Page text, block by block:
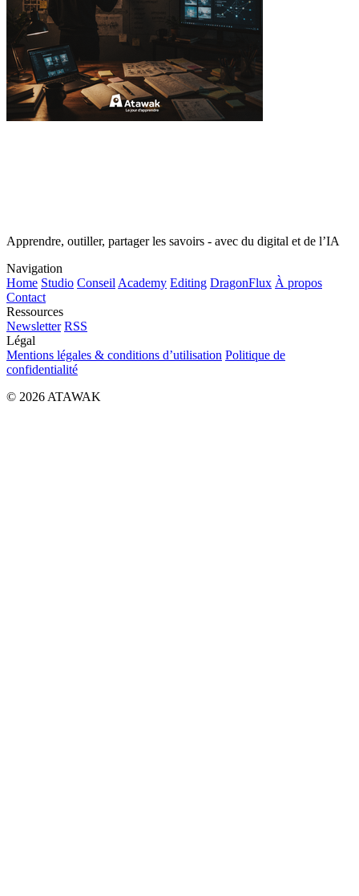
Apprendre, outiller, partager les savoirs - avec du digital et de l’IA
Navigation
Home Studio Conseil Academy Editing DragonFlux À propos
Contact
Ressources
Newsletter RSS
Légal
Mentions légales & conditions d’utilisation Politique de
confidentialité
© 2026 ATAWAK